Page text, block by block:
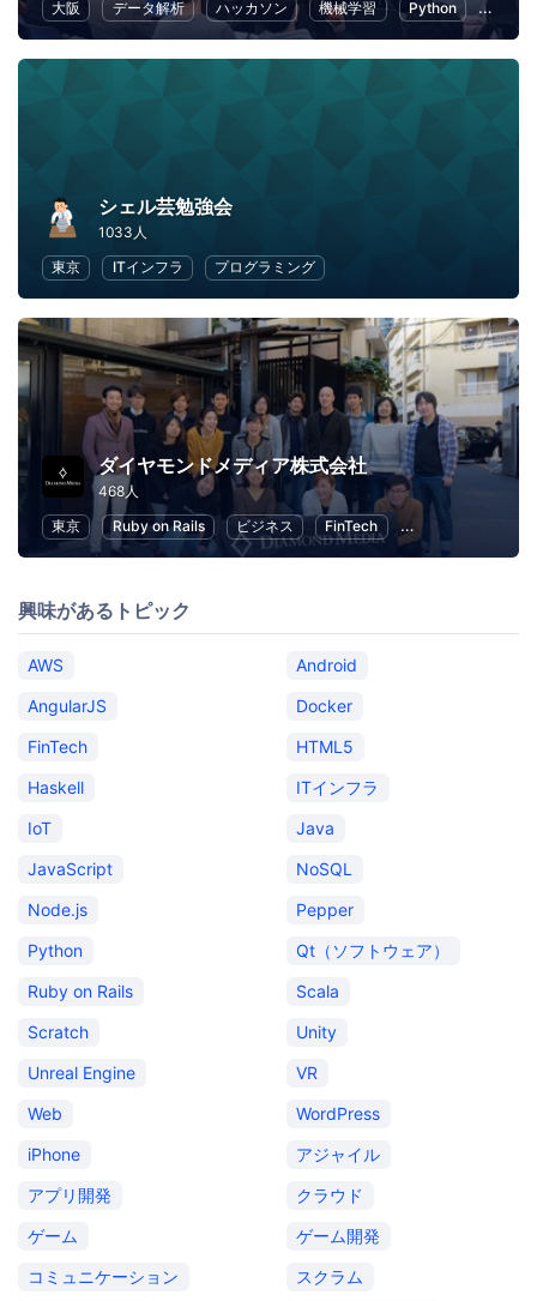
大阪 データ解析 ハッカソン 機械学習 Python 人工知
シェル芸勉強会
1033人
東京
ITインフラ プログラミング
ダイヤモンドメディア株式会社
468人
東京
Ruby on Rails ビジネス FinTech 異業種交流
興味があるトピック
AWS
Android
AngularJS
Docker
FinTech
HTML5
Haskell
ITインフラ
IoT
Java
JavaScript
NoSQL
Node.js
Pepper
Python
Qt（ソフトウェア）
Ruby on Rails
Scala
Scratch
Unity
Unreal Engine
VR
Web
WordPress
iPhone
アジャイル
アプリ開発
クラウド
ゲーム
ゲーム開発
コミュニケーション
スクラム